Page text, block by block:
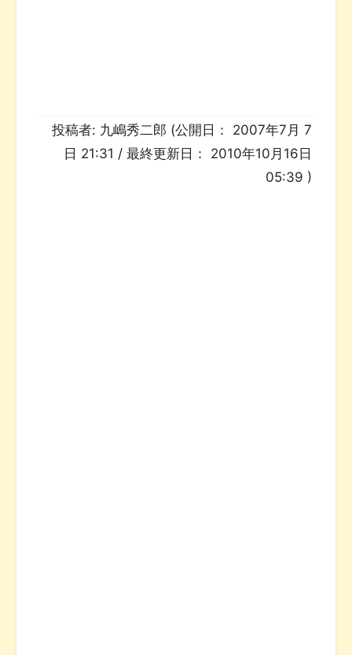
投稿者: 九嶋秀二郎 (公開日： 2007年7月 7
日 21:31 / 最終更新日： 2010年10月16日
05:39 )